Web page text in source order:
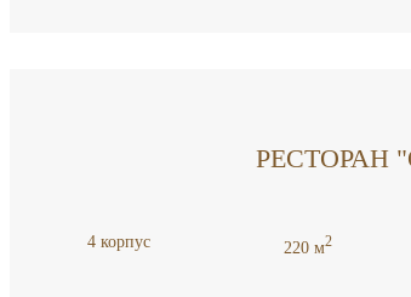
РЕСТОРАН
4 корпус 220 м2